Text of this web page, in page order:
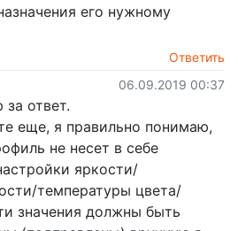
его нужному
Ответить
06.09.2019 00:37
ответ.
еще, я правильно понимаю,
не несет в себе
яркости/
температуры цвета/
значения должны быть